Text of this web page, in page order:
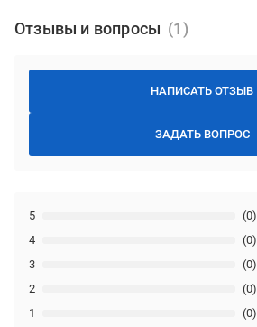
Отзывы и вопросы
НАПИСАТЬ ОТЗЫВ
ЗАДАТЬ ВОПРОС
1 (0)
2 (0)
3 (0)
4 (0)
5 (0)